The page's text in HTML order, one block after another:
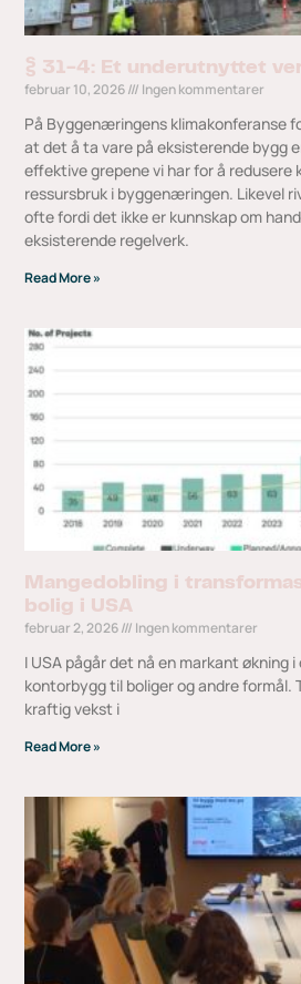
§ 31-4: Et underutnyttet
februar 10, 2026 Ingen kommentarer
På Byggenæringens klimakonferanse
at det å ta vare på eksisterende bygg
effektive grepene vi har for å redusere
ressursbruk i byggenæringen. Likevel
ofte fordi det ikke er kunnskap om
eksisterende regelverk.
Read More »
Mangedobling i
bolig i USA
februar 2, 2026 Ingen kommentarer
I USA pågår det nå en markant økning
kontorbygg til boliger og andre formål.
kraftig vekst i
Read More »